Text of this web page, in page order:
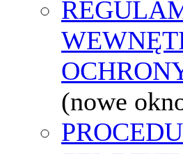
(nowe